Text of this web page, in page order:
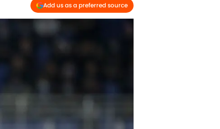
Add us as a preferred source